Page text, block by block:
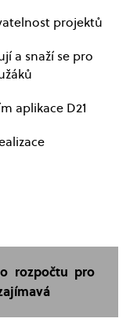
projektů
a snaží se pro
aplikace D21
rozpočtu pro